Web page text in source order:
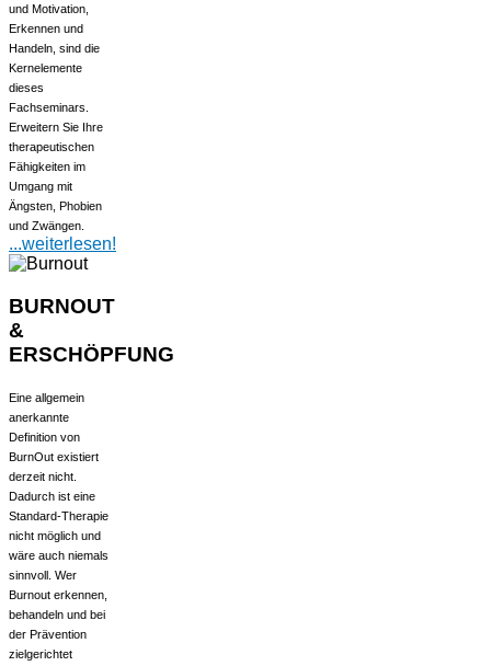
und Motivation,
Erkennen und
Handeln, sind die
Kernelemente
dieses
Fachseminars.
Erweitern Sie Ihre
therapeutischen
Fähigkeiten im
Umgang mit
Ängsten, Phobien
und Zwängen.
...weiterlesen!
BURNOUT
&
ERSCHÖPFUNG
Eine allgemein
anerkannte
Definition von
BurnOut existiert
derzeit nicht.
Dadurch ist eine
Standard-Therapie
nicht möglich und
wäre auch niemals
sinnvoll. Wer
Burnout erkennen,
behandeln und bei
der Prävention
zielgerichtet